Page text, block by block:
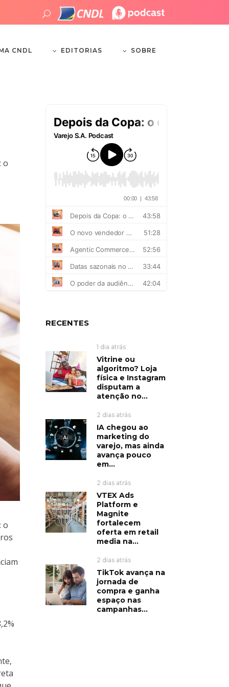
CNDL EDITORIAS SOBRE
o
o
RECENTES
1 dia atrás
Vitrine ou
algoritmo? Loja
física e Instagram
disputam a
atenção no...
2 dias atrás
IA chegou ao
marketing do
varejo, mas ainda
avança pouco
em...
2 dias atrás
VTEX Ads
Platform e
Magnite
fortalecem
oferta em retail
media na...
2 dias atrás
TikTok avança na
jornada de
compra e ganha
espaço nas
campanhas...